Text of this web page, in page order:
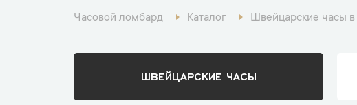
Часовой ломбард Каталог Швейцарские часы
ШВЕЙЦАРСКИЕ ЧАСЫ